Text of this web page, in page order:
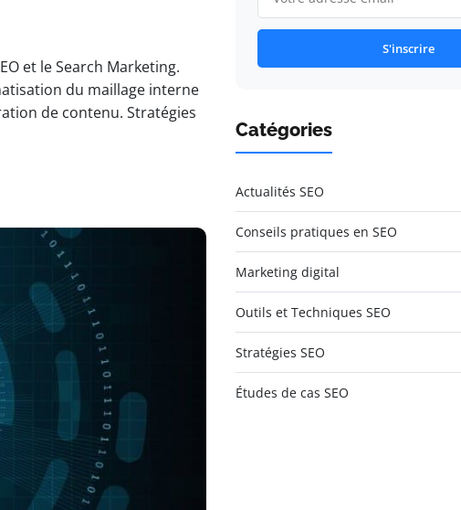
et le Search Marketing.
du maillage interne
de contenu. Stratégies
S'inscrire
Catégories
Actualités SEO
Conseils pratiques en SEO
Marketing digital
Outils et Techniques SEO
Stratégies SEO
Études de cas SEO